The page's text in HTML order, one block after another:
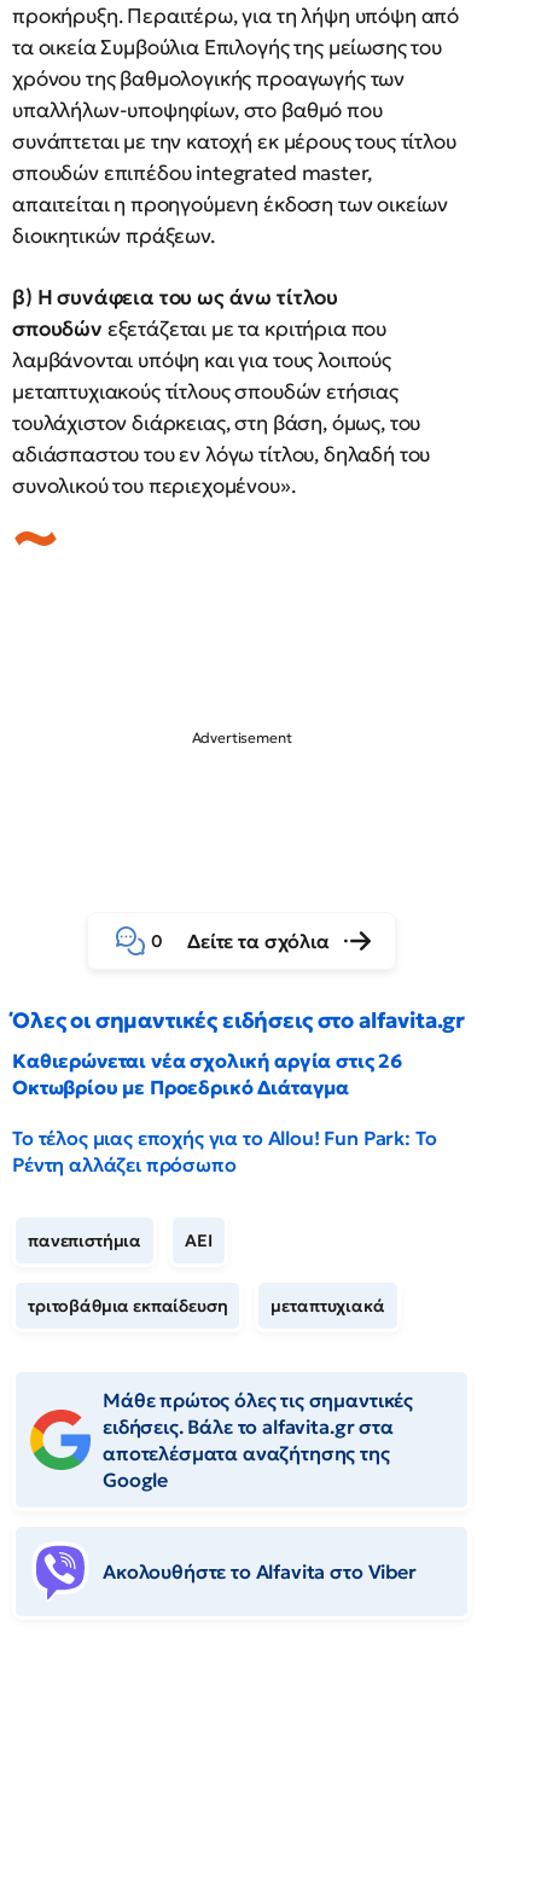
προκήρυξη. Περαιτέρω, για τη λήψη υπόψη από
τα οικεία Συμβούλια Επιλογής της μείωσης του
χρόνου της βαθμολογικής προαγωγής των
υπαλλήλων-υποψηφίων, στο βαθμό που
συνάπτεται με την κατοχή εκ μέρους τους τίτλου
σπουδών επιπέδου integrated master,
απαιτείται η προηγούμενη έκδοση των οικείων
διοικητικών πράξεων.
β) Η συνάφεια του ως άνω τίτλου
σπουδών εξετάζεται με τα κριτήρια που
λαμβάνονται υπόψη και για τους λοιπούς
μεταπτυχιακούς τίτλους σπουδών ετήσιας
τουλάχιστον διάρκειας, στη βάση, όμως, του
αδιάσπαστου του εν λόγω τίτλου, δηλαδή του
συνολικού του περιεχομένου».
0 Δείτε τα σχόλια
Όλες οι σημαντικές ειδήσεις στο alfavita.gr
Καθιερώνεται νέα σχολική αργία στις 26
Οκτωβρίου με Προεδρικό Διάταγμα
Το τέλος μιας εποχής για το Allou! Fun Park: Το
Ρέντη αλλάζει πρόσωπο
πανεπιστήμια ΑΕΙ
τριτοβάθμια εκπαίδευση μεταπτυχιακά
Μάθε πρώτος όλες τις σημαντικές
ειδήσεις. Βάλε το alfavita.gr στα
αποτελέσματα αναζήτησης της
Google
Ακολουθήστε το Αlfavita στο Viber